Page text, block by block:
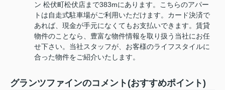
ン 松伏町松伏店まで383mにあります。こちらのアパー
トは自走式駐車場がご利用いただけます。カード決済で
あれば、現金が手元になくてもお支払いできます。賃貸
物件のことなら、豊富な物件情報を取り扱う当社にお任
せ下さい。当社スタッフが、お客様のライフスタイルに
合った物件をご紹介いたします。
グランツファインのコメント(おすすめポイント)